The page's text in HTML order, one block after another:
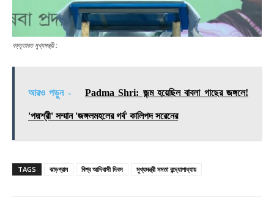
বক্তৃতারত মুখ্যমন্ত্রী :
আরও পড়ুন - Padma Shri: জন্ম হয়েছিল বাবলা গাছের জঙ্গলে!
'পদ্মশ্রী' সম্মান 'জঙ্গলমহলের গর্ব' কালিপদ সরেনের
TAGS ঝাড়গ্রাম বিশ্ব আদিবাসী দিবস মুখ্যমন্ত্রী মমতা বন্দ্যোপাধ্যায়